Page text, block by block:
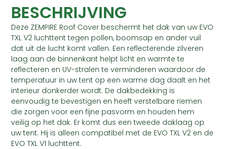
BESCHRIJVING
Deze ZEMPIRE Roof Cover beschermt het dak van uw EVO
TXL V2 luchttent tegen pollen, boomsap en ander vuil
dat uit de lucht komt vallen. Een reflecterende zilveren
laag aan de binnenkant helpt licht en warmte te
reflecteren en UV-stralen te verminderen waardoor de
temperatuur in uw tent op een warme dag daalt en het
interieur donkerder wordt. De dakbedekking is
eenvoudig te bevestigen en heeft verstelbare riemen
die zorgen voor een fijne pasvorm en houden hem
veilig op het dak. Er komt dus een tweede daklaag op
uw tent. Hij is alleen compatibel met de EVO TXL V2 en de
EVO TXL V1 luchttent.